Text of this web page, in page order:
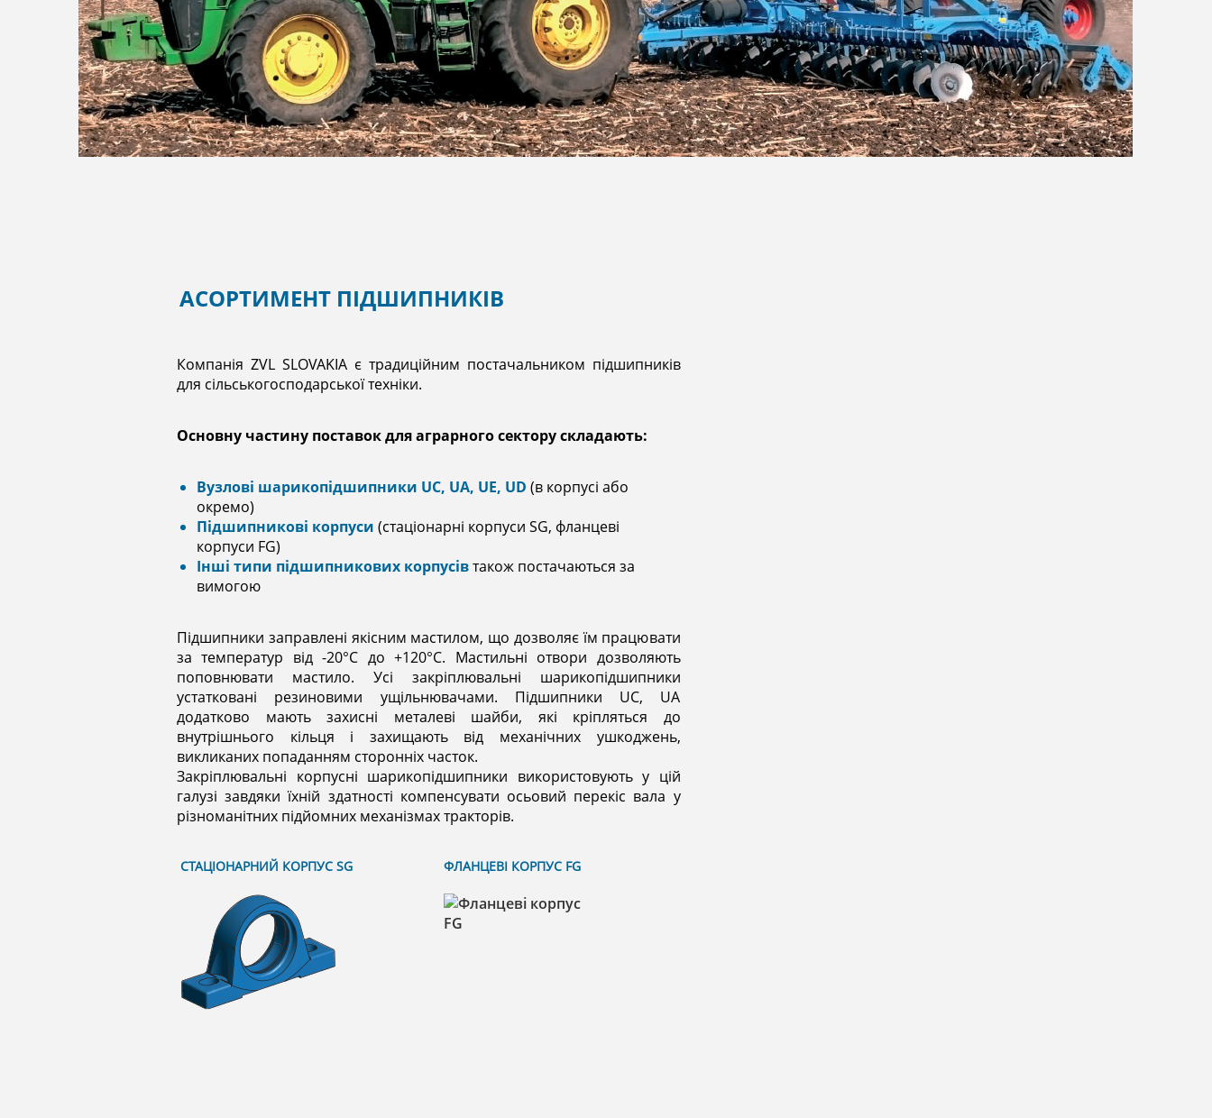
АСОРТИМЕНТ ПІДШИПНИКІВ
Компанія ZVL SLOVAKIA є традиційним постачальником підшипників
для сільськогосподарської техніки.
Основну частину поставок для аграрного сектору складають:
Вузлові шарикопідшипники UC, UA, UE, UD (в корпусі або
окремо)
Підшипникові корпуси (стаціонарні корпуси SG, фланцеві
корпуси FG)
Інші типи підшипникових корпусівтакож постачаються за
вимогою
Підшипники заправлені якісним мастилом, що дозволяє їм працювати
за температур від -20°С до +120°С. Мастильні отвори дозволяють
поповнювати мастило. Усі закріплювальні шарикопідшипники
устатковані резиновими ущільнювачами. Підшипники UC, UA
додатково мають захисні металеві шайби, які кріпляться до
внутрішнього кільця і захищають від механічних ушкоджень,
викликаних попаданням сторонніх часток.
Закріплювальні корпусні шарикопідшипники використовують у цій
галузі завдяки їхній здатності компенсувати осьовий перекіс вала у
різноманітних підйомних механізмах тракторів.
СТАЦІОНАРНИЙ КОРПУС SG ФЛАНЦЕВІ КОРПУС FG